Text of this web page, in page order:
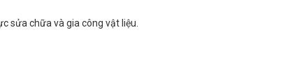
sửa chữa và gia công vật liệu.